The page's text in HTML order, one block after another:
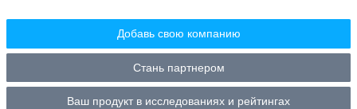
Добавь свою компанию
Стань партнером
Ваш продукт в исследованиях и рейтингах